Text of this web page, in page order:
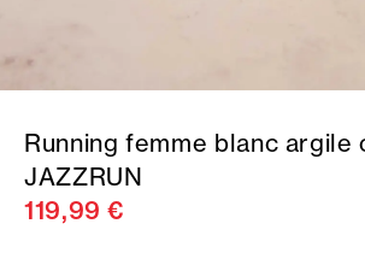
Running femme blanc argile
JAZZRUN
119,99 €